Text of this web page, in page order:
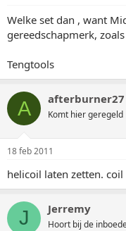
Welke set dan , want
gereedschapmerk,
Tengtools
A afterburner27
Komt hier geregeld
18 feb 2011
helicoil laten zetten.
J Jerremy
Hoort bij de